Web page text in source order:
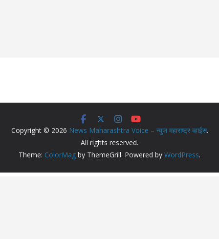
Copyright © 2026 News Maharashtra Voice – न्युज महाराष्ट्र व्हाईस.
All rights reserved.
Theme: ColorMag by ThemeGrill. Powered by WordPress.